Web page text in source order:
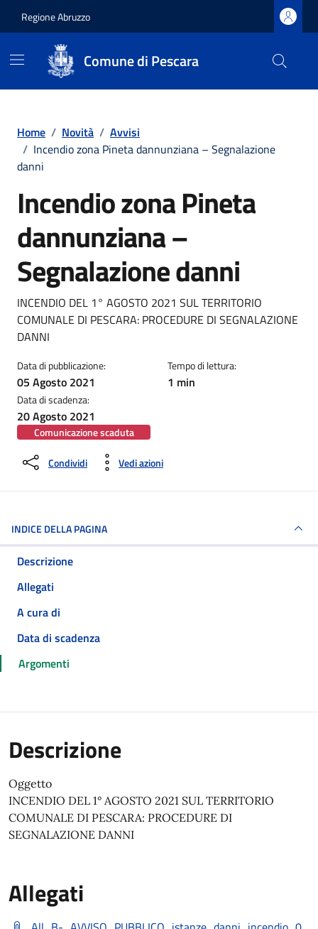
Regione Abruzzo
Comune di Pescara
Home / Novità / Avvisi
/ Incendio zona Pineta dannunziana – Segnalazione
danni
Incendio zona Pineta
dannunziana –
Segnalazione danni
Dettagli della notizia
INCENDIO DEL 1° AGOSTO 2021 SUL TERRITORIO
COMUNALE DI PESCARA: PROCEDURE DI SEGNALAZIONE
DANNI
Data di pubblicazione:
05 Agosto 2021
Data di scadenza:
20 Agosto 2021
Comunicazione scaduta
Tempo di lettura:
1 min
Condividi Vedi azioni
INDICE DELLA PAGINA
Descrizione
Allegati
A cura di
Data di scadenza
Argomenti
Descrizione
Oggetto
INCENDIO DEL 1° AGOSTO 2021 SUL TERRITORIO
COMUNALE DI PESCARA: PROCEDURE DI
SEGNALAZIONE DANNI
Allegati